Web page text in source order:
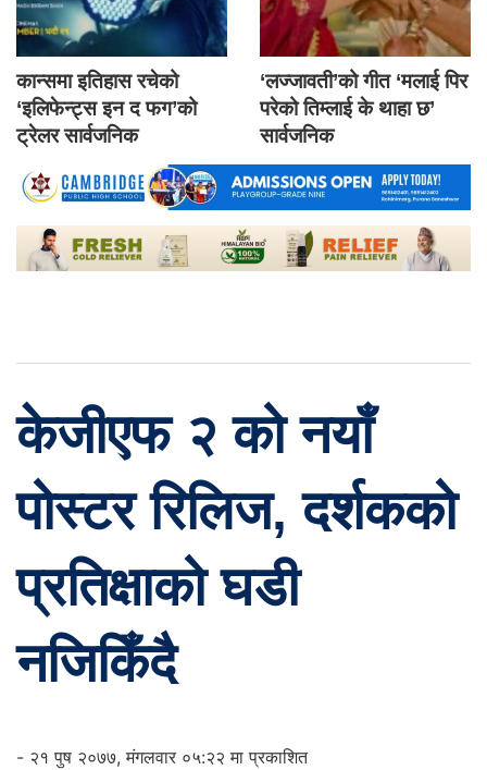
कान्समा इतिहास रचेको
‘इलिफेन्ट्स इन द फग’को
ट्रेलर सार्वजनिक
‘लज्जावती’को गीत ‘मलाई पिर
परेको तिम्लाई के थाहा छ’
सार्वजनिक
केजीएफ २ को नयाँ
पोस्टर रिलिज, दर्शकको
प्रतिक्षाको घडी
नजिकिँदै
- २१ पुष २०७७, मंगलवार ०५:२२ मा प्रकाशित